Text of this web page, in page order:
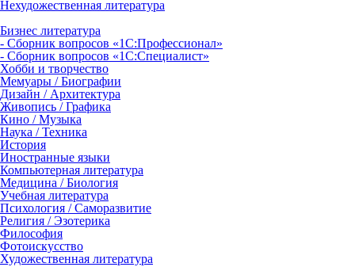
Нехудожественная литература
Бизнес литература
- Сборник вопросов «1С:Профессионал»
- Сборник вопросов «1С:Специалист»
Хобби и творчество
Мемуары / Биографии
Дизайн / Архитектура
Живопись / Графика
Кино / Музыка
Наука / Техника
История
Иностранные языки
Компьютерная литература
Медицина / Биология
Учебная литература
Психология / Саморазвитие
Религия / Эзотерика
Философия
Фотоискусство
Художественная литература